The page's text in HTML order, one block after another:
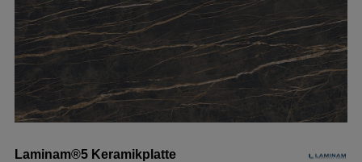
Laminam®5 Keramikplatte